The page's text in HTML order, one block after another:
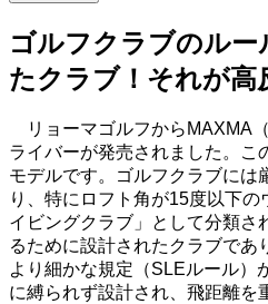
ゴルフクラブのル
たクラブ！それが高
リョーマゴルフからMAXMA
ライバーが発売されました。こ
モデルです。ゴルフクラブには
り、特にロフト角が15度以下
イビングクラブ」として分類さ
るために設計されたクラブであ
より細かな規定（SLEルール）
に縛られず設計され、飛距離を